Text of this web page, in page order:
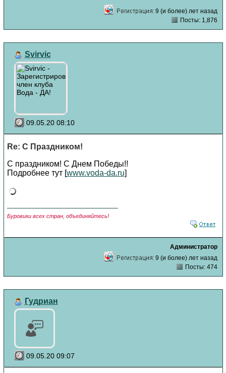
9 (и более) лет назад
Посты: 1,876
Svirvic
09.05.20 08:10
Re: С Праздником!
С праздником! С Днем Победы!!
Подробнее тут [www.voda-da.ru]
Буровики всех стран, объединяйтесь!
Администратор
9 (и более) лет назад
Посты: 474
Гудриан
09.05.20 09:07